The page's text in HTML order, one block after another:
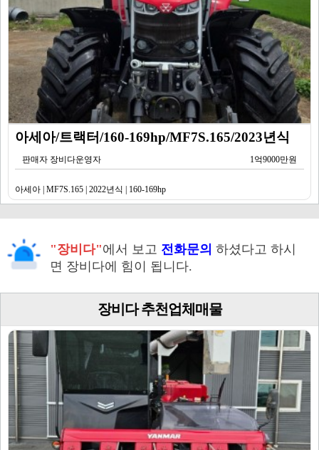
아세아/트랙터/160-169hp/MF7S.165/2023년식
판매자 장비다운영자 1억9000만원
아세아 | MF7S.165 | 2022년식 | 160-169hp
"장비다"에서 보고 전화문의 하셨다고 하시
면 장비다에 힘이 됩니다.
장비다 추천업체매물